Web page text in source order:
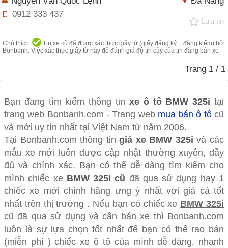
0912 333 437
Lưu tin
Chú thích:
Tin xe cũ đã được xác thực giấy tờ (giấy đăng ký + đăng kiểm) bởi
Bonbanh. Việc xác thực giấy tờ này để đánh giá độ tin cậy của tin đăng bán xe
Trang 1 / 1
Bạn đang tìm kiếm thông tin xe ô tô BMW 325i tại
trang web Bonbanh.com - Trang web mua bán ô tôcũ
và mới uy tín nhất tại Việt Nam từ năm 2006.
Tại Bonbanh.com thông tingiá xe BMW 325i và các
mẫu xe mới luôn được cập nhật thường xuyên, đầy
đủ và chính xác. Bạn có thể dễ dàng tìm kiếm cho
mình chiếc xe BMW 325i cũ đã qua sử dụng hay 1
chiếc xe mới chính hãng ưng ý nhất với giá cả tốt
nhất trên thị trường . Nếu bạn có chiếc xe BMW 325i
cũ đã qua sử dụng và cần bán xe thì Bonbanh.com
luôn là sự lựa chọn tốt nhất để bạn có thể rao bán
(miễn phí ) chiếc xe ô tô của mình dễ dàng, nhanh